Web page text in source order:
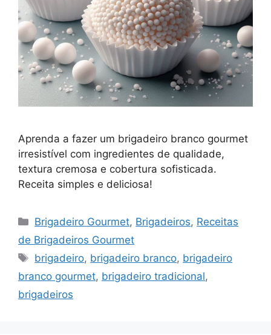
Aprenda a fazer um brigadeiro branco gourmet
irresistível com ingredientes de qualidade,
textura cremosa e cobertura sofisticada.
Receita simples e deliciosa!
Categorias
Brigadeiro Gourmet, Brigadeiros, Receitas
de Brigadeiros Gourmet
Tags
brigadeiro, brigadeiro branco, brigadeiro
branco gourmet, brigadeiro tradicional,
brigadeiros